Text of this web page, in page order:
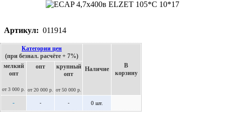
Артикул: 011914
Категории цен
(при безнал. расчёте + 7%)
Наличие
В
корзину
мелкий
опт
от 3 000 р.
опт
от 20 000 р.
крупный
опт
от 50 000 р.
- - - 0 шт.